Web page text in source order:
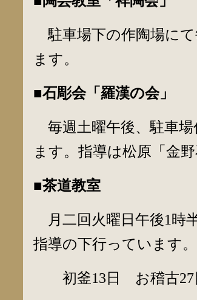
駐車場下の作陶場に
ます。
■石彫会「羅漢の会」
毎週土曜午後、駐車場
ます。指導は松原「金野
■茶道教室
月二回火曜日午後1時
指導の下行っています。
初釜13日 お稽古27